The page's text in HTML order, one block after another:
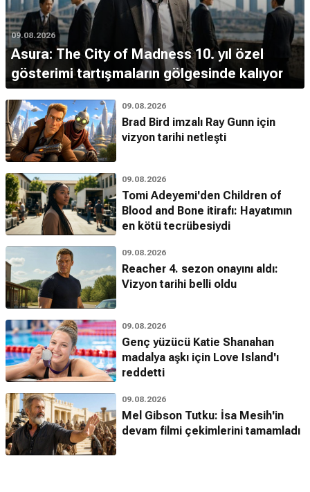
09.08.2026
Asura: The City of Madness 10. yıl özel
gösterimi tartışmaların gölgesinde kalıyor
09.08.2026
Brad Bird imzalı Ray Gunn için
vizyon tarihi netleşti
09.08.2026
Tomi Adeyemi'den Children of
Blood and Bone itirafı: Hayatımın
en kötü tecrübesiydi
09.08.2026
Reacher 4. sezon onayını aldı:
Vizyon tarihi belli oldu
09.08.2026
Genç yüzücü Katie Shanahan
madalya aşkı için Love Island'ı
reddetti
09.08.2026
Mel Gibson Tutku: İsa Mesih'in
devam filmi çekimlerini tamamladı